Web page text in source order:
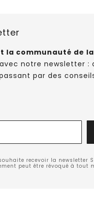
la communauté de
notre newsletter :
par des
recevoir la newsletter
peut être révoqué à tout